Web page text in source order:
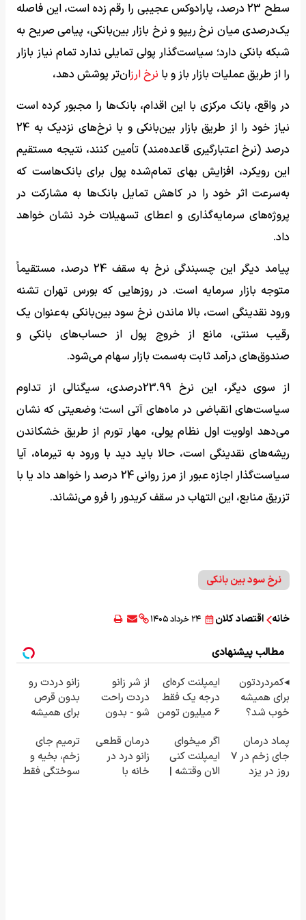
سطح 23 درصد، پارادوکس عجیبی را رقم زده است، این فاصله
یک‌درصدی میان نرخ ریپو و نرخ بازار بین‌بانکی، پیامی صریح به
شبکه بانکی دارد؛ سیاست‌گذار پولی تمایلی ندارد تمام نیاز بازار
را از طریق عملیات بازار باز و با نرخ ارزان‌تر پوشش دهد،
در واقع، بانک مرکزی با این اقدام، بانک‌ها را مجبور کرده است
نیاز خود را از طریق بازار بین‌بانکی و با نرخ‌های نزدیک به 24
درصد (نرخ اعتبارگیری قاعده‌مند) تأمین کنند، نتیجه مستقیم
این رویکرد، افزایش بهای تمام‌شده پول برای بانک‌هاست که
به‌سرعت اثر خود را در کاهش تمایل بانک‌ها به مشارکت در
پروژه‌های سرمایه‌گذاری و اعطای تسهیلات خرد نشان خواهد
داد.
پیامد دیگر این چسبندگی نرخ به سقف 24 درصد، مستقیماً
متوجه بازار سرمایه است. در روزهایی که بورس تهران تشنه
ورود نقدینگی است، بالا ماندن نرخ سود بین‌بانکی به‌عنوان یک
رقیب سنتی، مانع از خروج پول از حساب‌های بانکی و
صندوق‌های درآمد ثابت به‌سمت بازار سهام می‌شود.
از سوی دیگر، این نرخ 23.99درصدی، سیگنالی از تداوم
سیاست‌های انقباضی در ماه‌های آتی است؛ وضعیتی که نشان
می‌دهد اولویت اول نظام پولی، مهار تورم از طریق خشکاندن
ریشه‌های نقدینگی است، حالا باید دید با ورود به تیرماه، آیا
سیاست‌گذار اجازه عبور از مرز روانی 24 درصد را خواهد داد یا با
تزریق منابع، این التهاب در سقف کریدور را فرو می‌نشاند.
نرخ سود بین بانکی
خانه اقتصاد کلان ۲۴ خرداد ۱۴۰۵
مطالب پیشنهادی
◂کمردردتون
برای همیشه
خوب شد؟
(پرسش‌نامه رو
پر کن)
ایمپلنت کره‌ای
درجه یک فقط
6 میلیون تومن
از شر زانو
دردت راحت
شو - بدون
زانو دردت رو
بدون قرص
برای همیشه
اول،
پرسش‌نامه)
پماد درمان
جای زخم در ۷
روز در یزد
اگر میخوای
ایمپلنت کنی
الان وقتشه |
درمان قطعی
زانو درد در
خانه با
ترمیم جای
زخم، بخیه و
سوختگی فقط